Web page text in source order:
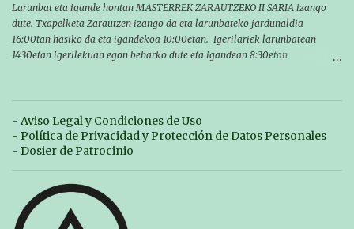
Larunbat eta igande hontan MASTERREK ZARAUTZEKO II SARIA izango
dute. Txapelketa Zarautzen izango da eta larunbateko jardunaldia
16:00tan hasiko da eta igandekoa 10:00etan. Igerilariek larunbatean
14'30etan igerilekuan egon beharko dute eta igandean 8:30etan
domingo los MASTERS tendrán el II TROFEO MASTER DE ZARAUTZ. La
competición se celebrará en Zarautz a las 16:00 la jornada del sabado y a
las 10:00 la del domingo. Los/las nadadores/as tendrán que estar en la
piscina a las 14:30 el sabado y a las 8:30 el domingo (polideportivo
- Aviso Legal y Condiciones de Uso
- Política de Privacidad y Protección de Datos Personales
- Dosier de Patrocinio